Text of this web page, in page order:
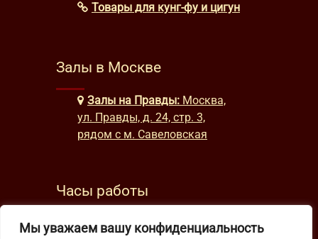
Мы уважаем вашу конфиденциальность
Товары для кунг-фу и цигун
Залы в Москве
Залы на Правды: Москва,
ул. Правды, д. 24, стр. 3,
рядом с м. Савеловская
Часы работы
будни: с 9:00 до 22:00